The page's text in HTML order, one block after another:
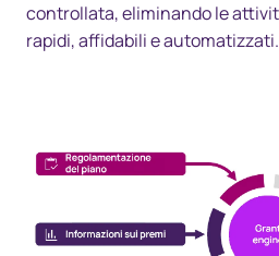
controllata, eliminando le
rapidi, affidabili e automatizzati.